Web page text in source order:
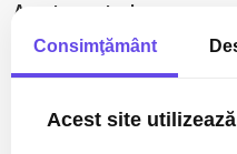
Apartamente de vanzare
Apartamente de vanzare in Cluj-
Apartamente de vanzare in Cluj-
Consimţământ
Acest site